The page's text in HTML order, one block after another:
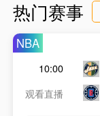
热门赛事
NBA
10:00
观看直播